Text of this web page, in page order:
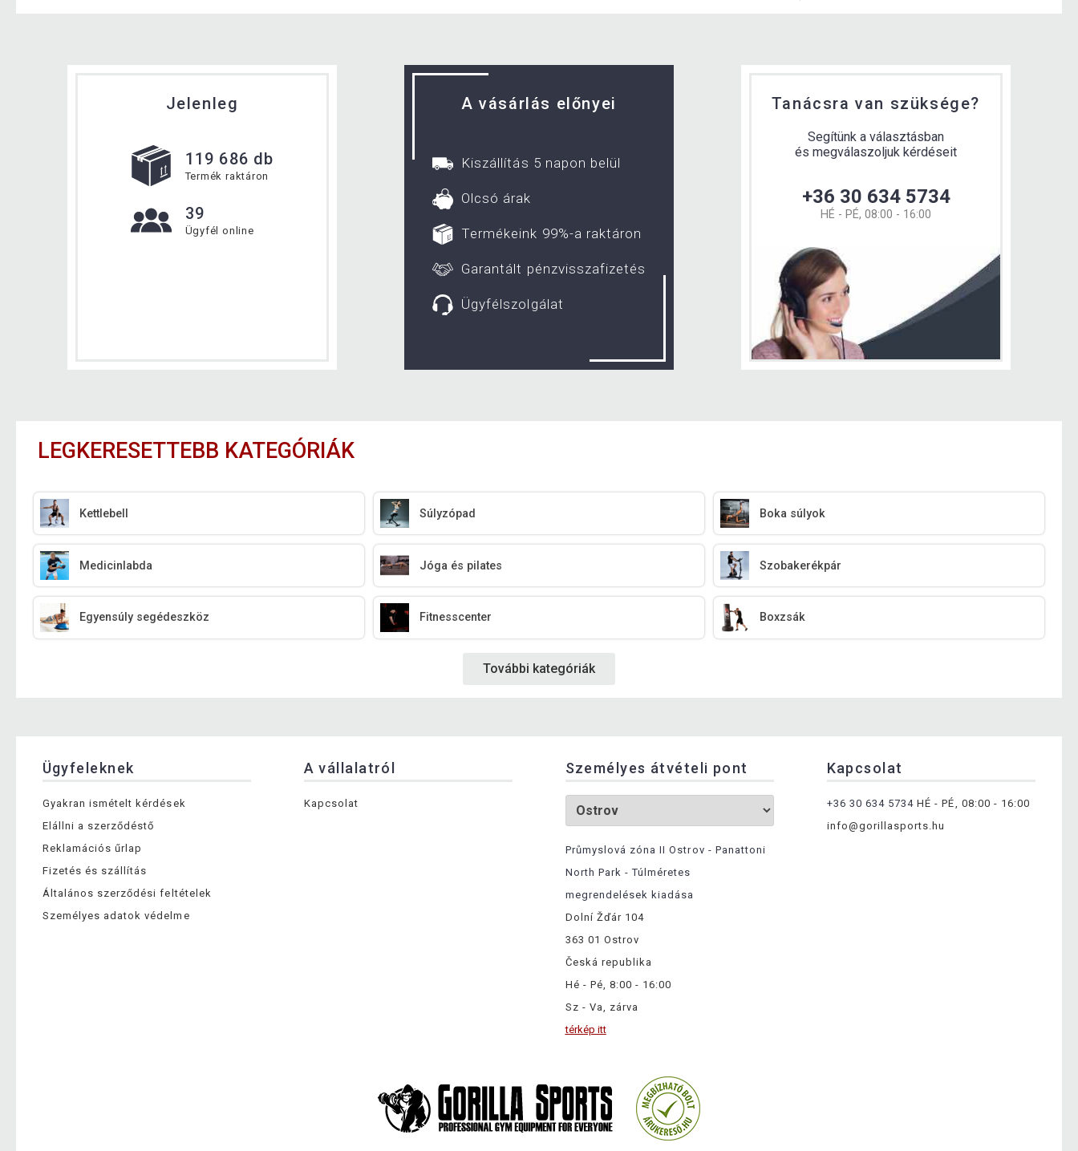
Jelenleg
119 686 db
Termék raktáron
39
Ügyfél online
A vásárlás előnyei
Kiszállítás 5 napon belül
Olcsó árak
Termékeink 99%-a raktáron
Garantált pénzvisszafizetés
Ügyfélszolgálat
Tanácsra van szüksége?
Segítünk a választásban
és megválaszoljuk kérdéseit
+36 30 634 5734
HÉ - PÉ, 08:00 - 16:00
LEGKERESETTEBB KATEGÓRIÁK
Kettlebell Súlyzópad Boka súlyok
Medicinlabda Jóga és pilates Szobakerékpár
Egyensúly segédeszköz Fitnesscenter Boxzsák
További kategóriák
Ügyfeleknek
Gyakran ismételt kérdések
Elállni a szerződéstő
Reklamációs űrlap
Fizetés és szállítás
Általános szerződési feltételek
Személyes adatok védelme
A vállalatról
Kapcsolat
Személyes átvételi pont
Průmyslová zóna II Ostrov - Panattoni
North Park - Túlméretes
megrendelések kiadása
Dolní Žďár 104
363 01 Ostrov
Česká republika
Hé - Pé, 8:00 - 16:00
Sz - Va, zárva
térkép itt
Kapcsolat
+36 30 634 5734 HÉ - PÉ, 08:00 - 16:00
info@gorillasports.hu